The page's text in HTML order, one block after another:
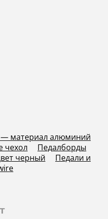
материал алюминий
чехол
Педалборды
черный
Педали и